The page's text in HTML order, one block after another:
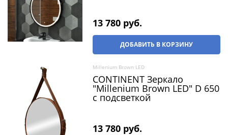
13 780 руб.
ДОБАВИТЬ В КОРЗИНУ
Millenium Brown LED
CONTINENT Зеркало
"Millenium Brown LED" D 650
c подсветкой
13 780 руб.